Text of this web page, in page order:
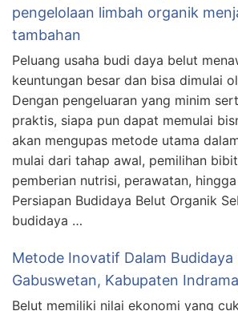
pengelolaan limbah organik
tambahan
Peluang usaha budi daya belut
keuntungan besar dan bisa dimulai
Dengan pengeluaran yang minim
praktis, siapa pun dapat memulai
akan mengupas metode utama
mulai dari tahap awal, pemilihan
pemberian nutrisi, perawatan,
Persiapan Budidaya Belut Organik
budidaya …
Metode Inovatif Dalam Budidaya
Gabuswetan, Kabupaten
Belut memiliki nilai ekonomi yang